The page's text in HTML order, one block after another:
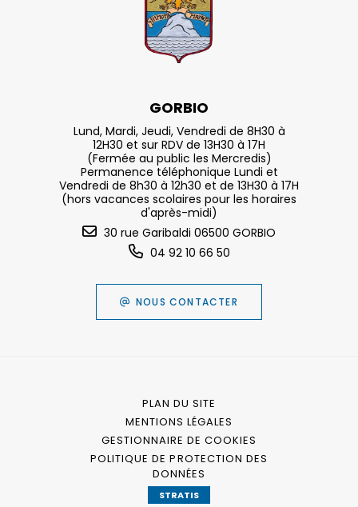
GORBIO
Lund, Mardi, Jeudi, Vendredi de 8H30 à
12H30 et sur RDV de 13H30 à 17H
(Fermée au public les Mercredis)
Permanence téléphonique Lundi et
Vendredi de 8h30 à 12h30 et de 13H30 à 17H
(hors vacances scolaires pour les horaires
d'après-midi)
30 rue Garibaldi 06500 GORBIO
04 92 10 66 50
NOUS CONTACTER
PLAN DU SITE
MENTIONS LÉGALES
GESTIONNAIRE DE COOKIES
POLITIQUE DE PROTECTION DES
DONNÉES
STRATIS